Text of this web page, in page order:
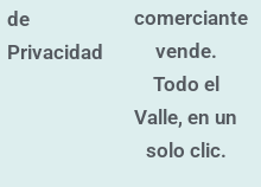
de
Privacidad
comerciante
vende.
Todo el
Valle, en un
solo clic.